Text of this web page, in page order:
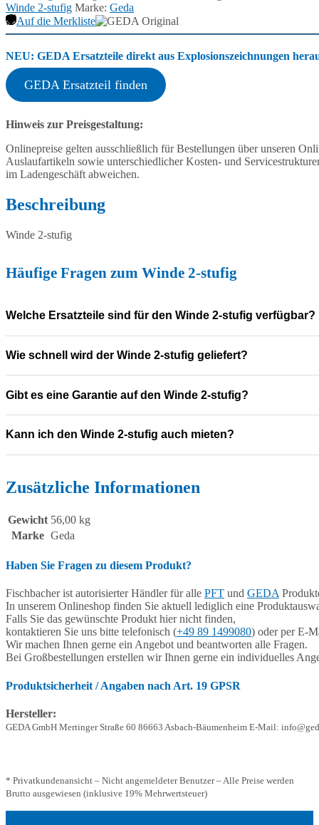
Winde 2-stufig Marke: Geda
Auf die Merkliste
NEU: GEDA Ersatzteile direkt aus Explosionszeichnungen
GEDA Ersatzteil finden
Hinweis zur Preisgestaltung:
Onlinepreise gelten ausschließlich für Bestellungen über unseren
Auslaufartikeln sowie unterschiedlicher Kosten- und
im Ladengeschäft abweichen.
Beschreibung
Winde 2-stufig
Häufige Fragen zum Winde 2-stufig
Welche Ersatzteile sind für den Winde 2-stufig verfügbar?
Wie schnell wird der Winde 2-stufig geliefert?
Gibt es eine Garantie auf den Winde 2-stufig?
Kann ich den Winde 2-stufig auch mieten?
Zusätzliche Informationen
Gewicht 56,00 kg
Marke Geda
Haben Sie Fragen zu diesem Produkt?
Fischbacher ist autorisierter Händler für alle PFT und GEDA
In unserem Onlineshop finden Sie aktuell lediglich eine
Falls Sie das gewünschte Produkt hier nicht finden,
kontaktieren Sie uns bitte telefonisch (+49 89 1499080) oder per E-
Wir machen Ihnen gerne ein Angebot und beantworten alle Fragen.
Bei Großbestellungen erstellen wir Ihnen gerne ein individuelles
Produktsicherheit / Angaben nach Art. 19 GPSR
Hersteller:
GEDA GmbH Mertinger Straße 60 86663 Asbach-Bäumenheim E-Mail:
* Privatkundenansicht – Nicht angemeldeter Benutzer – Alle Preise werden
Brutto ausgewiesen (inklusive 19% Mehrwertsteuer)